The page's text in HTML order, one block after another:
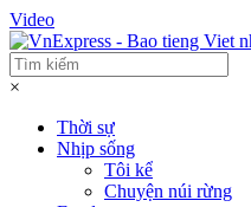
Video
×
Thời sự
Nhịp sống
Tôi kể
Chuyện núi rừng